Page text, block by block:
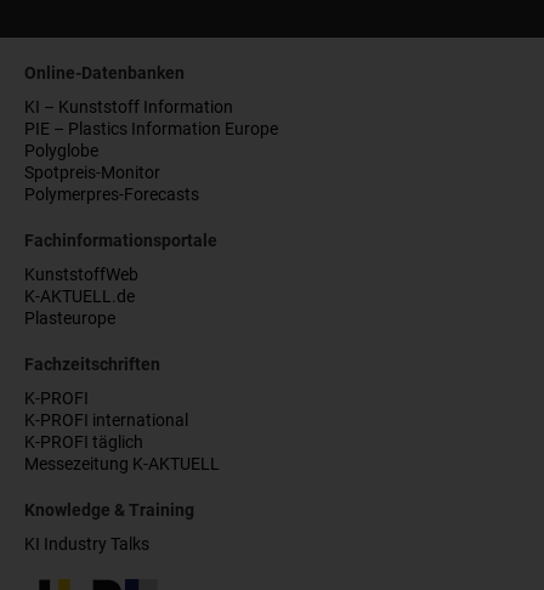
Online-Datenbanken
KI – Kunststoff Information
PIE – Plastics Information Europe
Polyglobe
Spotpreis-Monitor
Polymerpres-Forecasts
Fachinformationsportale
KunststoffWeb
K-AKTUELL.de
Plasteurope
Fachzeitschriften
K-PROFI
K-PROFI international
K-PROFI täglich
Messezeitung K-AKTUELL
Knowledge & Training
KI Industry Talks